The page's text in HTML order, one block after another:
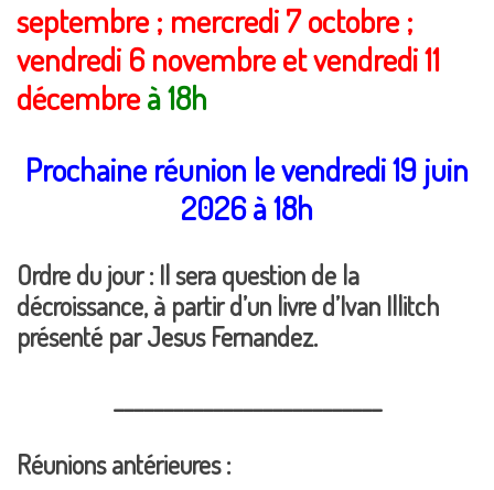
septembre ; mercredi 7 octobre ;
vendredi 6 novembre et vendredi 11
décembreà 18h
Prochaine réunion le vendredi 19 juin
2026 à 18h
Ordre du jour : Il sera question de la
décroissance, à partir d’un livre d’Ivan Illitch
présenté par Jesus Fernandez.
___________________________
Réunions antérieures :